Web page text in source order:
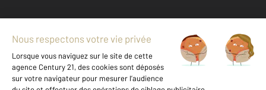
Mentions légales & CGU et Barèmes d'honoraires
Données personnelles
Gestionnaire des cookies